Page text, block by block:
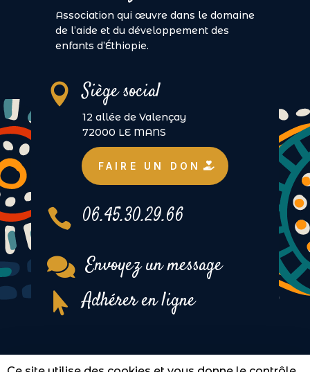
Association qui œuvre dans le domaine
de l’aide et du développement des
enfants d’Éthiopie.
 Siège social
12 allée de Valençay
72000 LE MANS
FAIRE UN DON
 06.45.30.29.66
 Envoyez un message
 Adhérer en ligne